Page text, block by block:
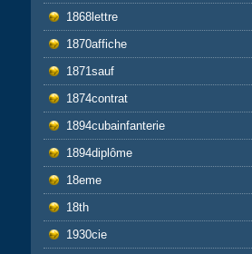
1868lettre
1870affiche
1871sauf
1874contrat
1894cubainfanterie
1894diplôme
18eme
18th
1930cie